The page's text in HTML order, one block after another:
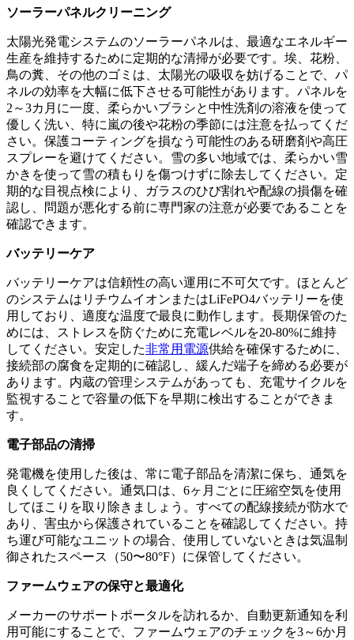
ソーラーパネルクリーニング
太陽光発電システムのソーラーパネルは、最適なエネルギー
生産を維持するために定期的な清掃が必要です。埃、花粉、
鳥の糞、その他のゴミは、太陽光の吸収を妨げることで、パ
ネルの効率を大幅に低下させる可能性があります。パネルを
2～3カ月に一度、柔らかいブラシと中性洗剤の溶液を使って
優しく洗い、特に嵐の後や花粉の季節には注意を払ってくだ
さい。保護コーティングを損なう可能性のある研磨剤や高圧
スプレーを避けてください。雪の多い地域では、柔らかい雪
かきを使って雪の積もりを傷つけずに除去してください。定
期的な目視点検により、ガラスのひび割れや配線の損傷を確
認し、問題が悪化する前に専門家の注意が必要であることを
確認できます。
バッテリーケア
バッテリーケアは信頼性の高い運用に不可欠です。ほとんど
のシステムはリチウムイオンまたはLiFePO4バッテリーを使
用しており、適度な温度で最良に動作します。長期保管のた
めには、ストレスを防ぐために充電レベルを20-80%に維持
してください。安定した非常用電源供給を確保するために、
接続部の腐食を定期的に確認し、緩んだ端子を締める必要が
あります。内蔵の管理システムがあっても、充電サイクルを
監視することで容量の低下を早期に検出することができま
す。
電子部品の清掃
発電機を使用した後は、常に電子部品を清潔に保ち、通気を
良くしてください。通気口は、6ヶ月ごとに圧縮空気を使用
してほこりを取り除きましょう。すべての配線接続が防水で
あり、害虫から保護されていることを確認してください。持
ち運び可能なユニットの場合、使用していないときは気温制
御されたスペース（50〜80°F）に保管してください。
ファームウェアの保守と最適化
メーカーのサポートポータルを訪れるか、自動更新通知を利
用可能にすることで、ファームウェアのチェックを3～6か月